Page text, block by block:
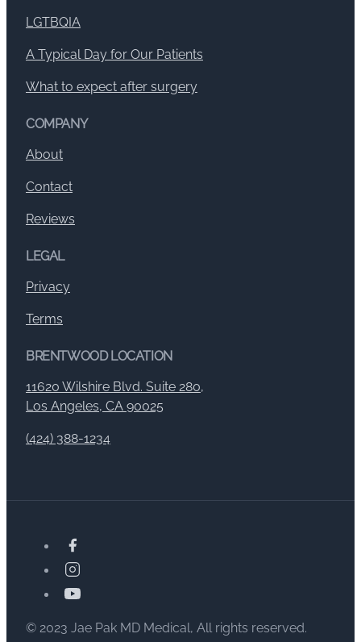
LGTBQIA
A Typical Day for Our Patients
What to expect after surgery
COMPANY
About
Contact
Reviews
LEGAL
Privacy
Terms
BRENTWOOD LOCATION
11620 Wilshire Blvd. Suite 280,
Los Angeles, CA 90025
(424) 388-1234
© 2023 Jae Pak MD Medical, All rights reserved.